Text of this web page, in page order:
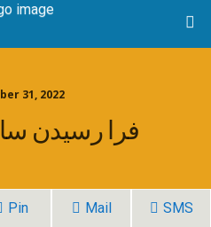
31, 2022
فرا رسیدن
Pin Mail SMS